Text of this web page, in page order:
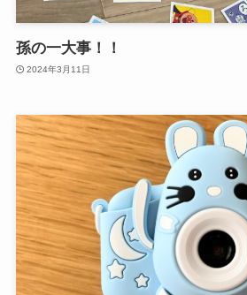
孫の一大事！！
2024年3月11日